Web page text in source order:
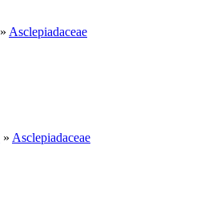
» Asclepiadaceae
» Asclepiadaceae